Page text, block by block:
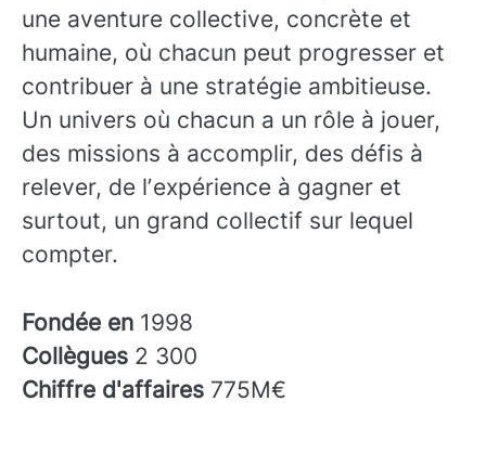
une aventure collective, concrète et
humaine, où chacun peut progresser et
contribuer à une stratégie ambitieuse.
Un univers où chacun a un rôle à jouer,
des missions à accomplir, des défis à
relever, de lʼexpérience à gagner et
surtout, un grand collectif sur lequel
compter.
Fondée en 1998
Collègues 2 300
Chiffre d'affaires 775M€